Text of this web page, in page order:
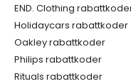
END. Clothing
Holidaycars rabattkoder
Oakley rabattkoder
Philips rabattkoder
Rituals rabattkoder